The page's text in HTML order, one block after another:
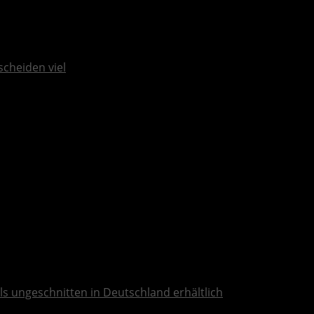
viel
ungeschnitten in Deutschland erhältlich